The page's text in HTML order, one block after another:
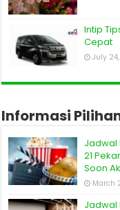
Intip
Cepat
July
Informasi
Jadwal
21
Soon
March
Jadwal